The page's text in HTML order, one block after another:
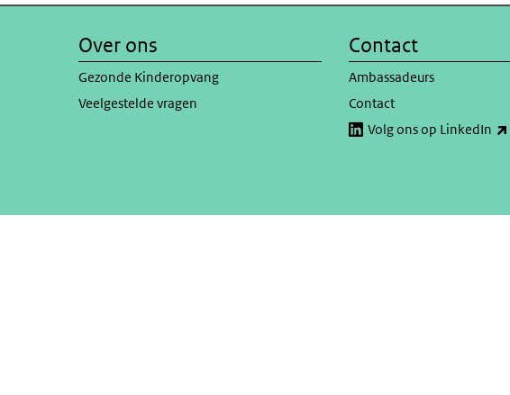
Over ons
Gezonde Kinderopvang
Veelgestelde vragen
Contact
Ambassadeurs
Contact
Volg ons op LinkedIn